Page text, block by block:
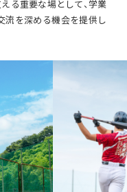
る重要な場として、学業
流を深める機会を提供し